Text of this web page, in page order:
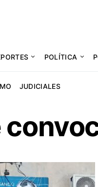
POLÍTICA
JUDICIALES